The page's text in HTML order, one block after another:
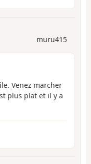
muru415
Venez marcher
plus plat et il y a